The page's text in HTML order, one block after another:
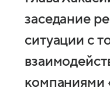
заседание
ситуации с
компаниями